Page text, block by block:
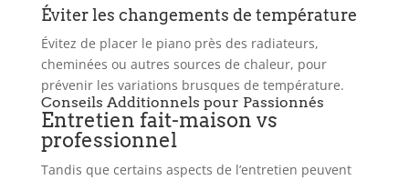
Éviter les changements de température
Évitez de placer le piano près des radiateurs,
cheminées ou autres sources de chaleur, pour
prévenir les variations brusques de température.
Conseils Additionnels pour Passionnés
Entretien fait-maison vs
professionnel
Tandis que certains aspects de l’entretien peuvent